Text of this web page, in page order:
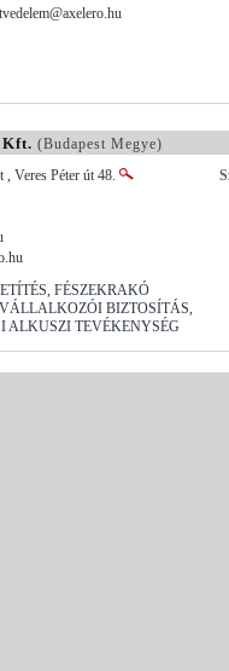
Kft. (Budapest Megye)
, Veres Péter út 48.
FÉSZEKRAKÓ
BIZTOSÍTÁS,
ALKUSZI TEVÉKENYSÉG